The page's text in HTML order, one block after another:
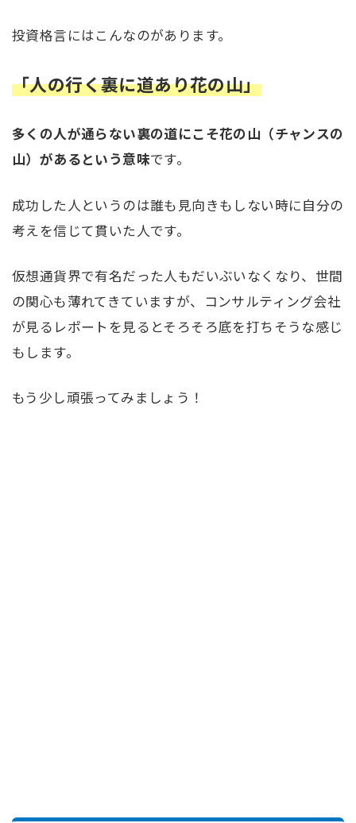
投資格言にはこんなのがあります。
「人の行く裏に道あり花の山」
多くの人が通らない裏の道にこそ花の山（チャンスの
山）があるという意味です。
成功した人というのは誰も見向きもしない時に自分の
考えを信じて貫いた人です。
仮想通貨界で有名だった人もだいぶいなくなり、世間
の関心も薄れてきていますが、コンサルティング会社
が見るレポートを見るとそろそろ底を打ちそうな感じ
もします。
もう少し頑張ってみましょう！